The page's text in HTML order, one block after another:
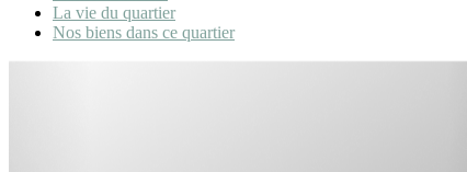
La vie du quartier
Nos biens dans ce quartier